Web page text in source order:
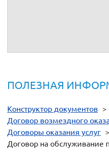
ПОЛЕЗНАЯ
Конструктор документов >
Договор возмездного
Договоры оказания услуг >
Договор на обслуживание